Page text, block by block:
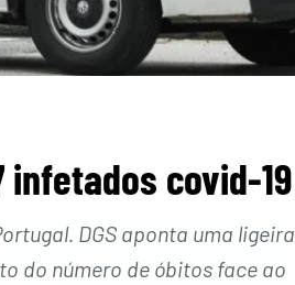
infetados covid-19
DGS aponta uma ligeira
do número de óbitos face ao